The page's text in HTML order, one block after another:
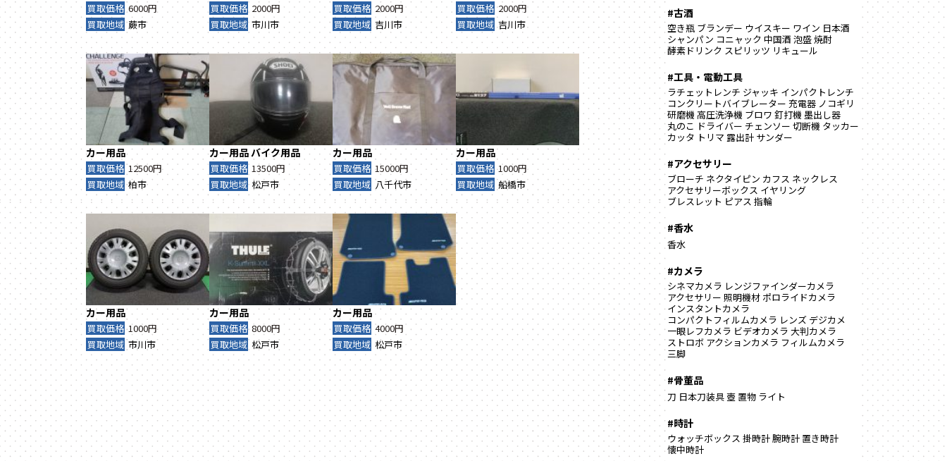
買取価格 6000円
買取地域 蕨市
買取価格 2000円
買取地域 市川市
買取価格 2000円
買取地域 吉川市
買取価格 2000円
買取地域 吉川市
カー用品
買取価格 12500円
買取地域 柏市
カー用品バイク用品
買取価格 13500円
買取地域 松戸市
カー用品
買取価格 15000円
買取地域 八千代市
カー用品
買取価格 1000円
買取地域 船橋市
カー用品
買取価格 1000円
買取地域 市川市
カー用品
買取価格 8000円
買取地域 松戸市
カー用品
買取価格 4000円
買取地域 松戸市
#古酒
空き瓶 ブランデー ウイスキー ワイン 日本酒
シャンパン コニャック 中国酒 泡盛焼酎
酵素ドリンク スピリッツ リキュール
#工具・電動工具
ラチェットレンチ ジャッキ インパクトレンチ
コンクリートバイブレーター 充電器 ノコギリ
研磨機 高圧洗浄機 ブロワ 釘打機墨出し器
丸のこ ドライバー チェンソー 切断機 タッカー
カッタ トリマ 露出計 サンダー
#アクセサリー
ブローチ ネクタイピン カフス ネックレス
アクセサリーボックス イヤリング
ブレスレット ピアス 指輪
#香水
香水
#カメラ
シネマカメラ レンジファインダーカメラ
アクセサリー 照明機材 ポロライドカメラ
インスタントカメラ
コンパクトフィルムカメラ レンズ デジカメ
一眼レフカメラ ビデオカメラ 大判カメラ
ストロボ アクションカメラ フィルムカメラ
三脚
#骨董品
刀 日本刀装具壺 置物 ライト
#時計
ウォッチボックス 掛時計腕時計 置き時計
懐中時計